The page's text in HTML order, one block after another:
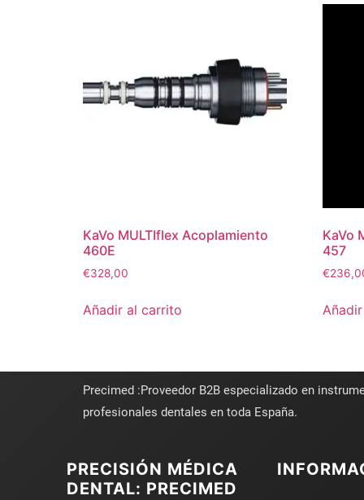
KaVo MULTIflex Acoplamiento
460E
€328,00
Añadir al carrito
KaVo
457
€
Precimed :Proveedor B2B especializado en
profesionales dentales en toda España.
PRECISIÓN MÉDICA
DENTAL: PRECIMED